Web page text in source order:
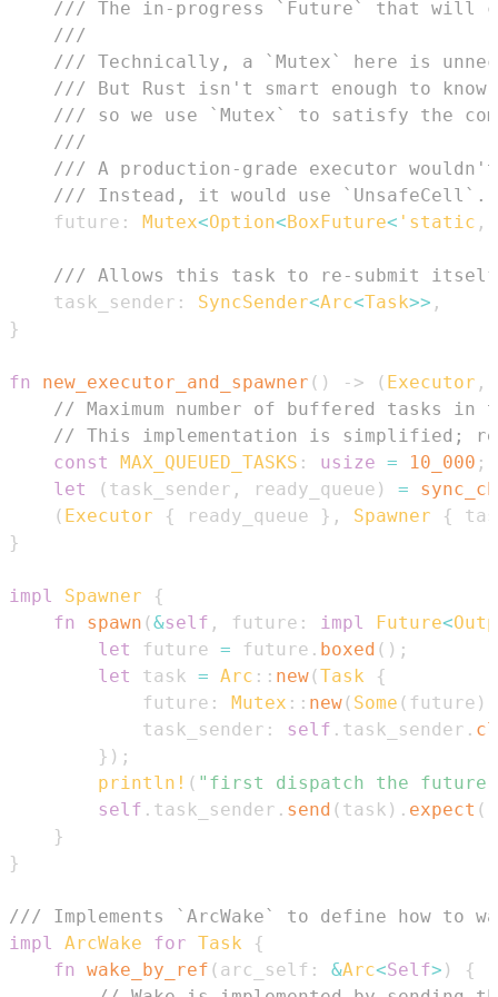
/// The in-progress `Future` that will
///
/// Technically, a `Mutex` here is
/// But Rust isn't smart enough to
/// so we use `Mutex` to satisfy the
///
/// A production-grade executor
/// Instead, it would use `UnsafeCell`.
    future
: Mutex<Option<BoxFuture< 'static ,
/// Allows this task to re-submit
    task_sender
: SyncSender<Arc<Task>> ,
}
fn new_executor_and_spawner ( ) -> ( Executor ,
// Maximum number of buffered tasks in
// This implementation is simplified;
const
MAX_QUEUED_TASKS : usize = 10_000 ;
let
( task_sender , ready_queue ) =
( Executor { ready_queue } , Spawner {
}
impl Spawner
{
fn
spawn (&self , future : impl Future<
let
future = future . boxed ( ) ;
let
task = Arc :: new(Task
{
            future
: Mutex :: new( Some ( future )
            task_sender
: self . task_sender .
} ) ;
println! ( "first dispatch the future
self . task_sender . send ( task ) . expect (
}
}
/// Implements `ArcWake` to define how to
impl
ArcWake for Task
{
fn
wake_by_ref ( arc_self : &Arc<Self> )
{